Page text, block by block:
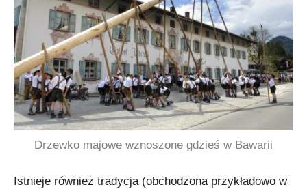
Drzewko majowe wznoszone gdzieś w Bawarii
Istnieje również tradycja (obchodzona przykładowo w